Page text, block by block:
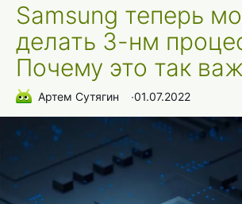
Samsung теперь
делать 3-нм
Почему это так
Артем Сутягин ∙01.07.2022